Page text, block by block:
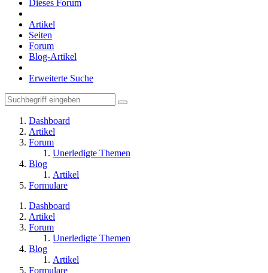
Dieses Forum
Artikel
Seiten
Forum
Blog-Artikel
Erweiterte Suche
Dashboard
Artikel
Forum
Unerledigte Themen
Blog
Artikel
Formulare
Dashboard
Artikel
Forum
Unerledigte Themen
Blog
Artikel
Formulare